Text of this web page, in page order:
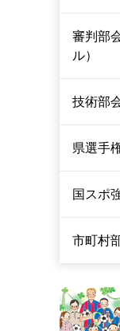
審判部
ル）
技術部
県選手
国スポ
市町村